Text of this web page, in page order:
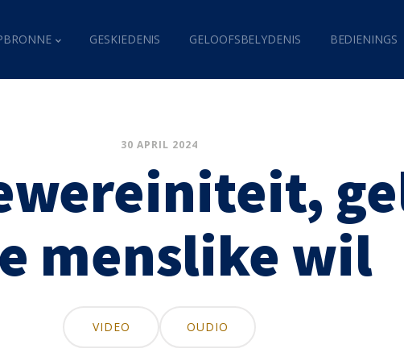
GESKIEDENIS GELOOFSBELYDENIS BEDIENINGS
30 APRIL 2024
menslike wil
VIDEO OUDIO